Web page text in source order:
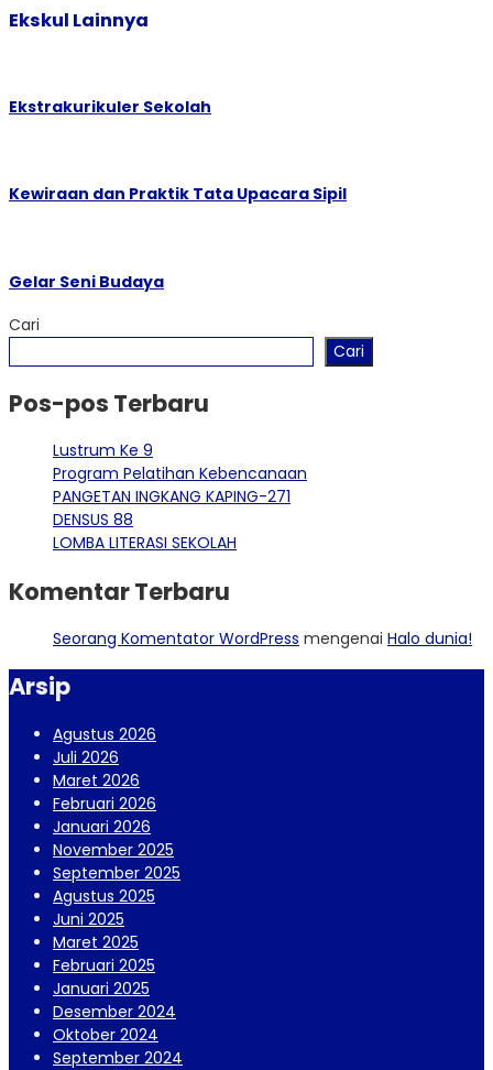
Ekskul Lainnya
Ekstrakurikuler Sekolah
Kewiraan dan Praktik Tata Upacara Sipil
Gelar Seni Budaya
Cari
Cari
Pos-pos Terbaru
Lustrum Ke 9
Program Pelatihan Kebencanaan
PANGETAN INGKANG KAPING-271
DENSUS 88
LOMBA LITERASI SEKOLAH
Komentar Terbaru
Seorang Komentator WordPress mengenai Halo dunia!
Arsip
Agustus 2026
Juli 2026
Maret 2026
Februari 2026
Januari 2026
November 2025
September 2025
Agustus 2025
Juni 2025
Maret 2025
Februari 2025
Januari 2025
Desember 2024
Oktober 2024
September 2024